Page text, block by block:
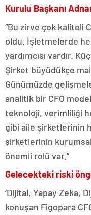
Kurulu Başkanı
“Bu zirve çok kaliteli
oldu. İşletmelerde
yardımcısı vardır.
Şirket büyüdükçe
Günümüzde
analitik bir CFO
teknoloji, verimliliği
gibi aile şirketlerinin
şirketlerinin
önemli rolü var.”
Gelecekteki riski
‘Dijital, Yapay Zeka,
konuşan Figopara